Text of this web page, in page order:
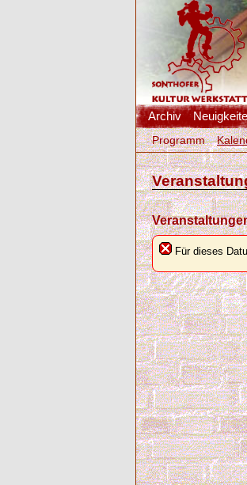
Archiv
Programm
Für dieses